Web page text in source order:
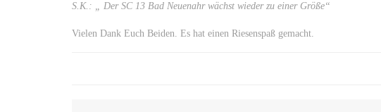
S.K.: „ Der SC 13 Bad Neuenahr wächst wieder zu einer Größe“
Vielen Dank Euch Beiden. Es hat einen Riesenspaß gemacht.